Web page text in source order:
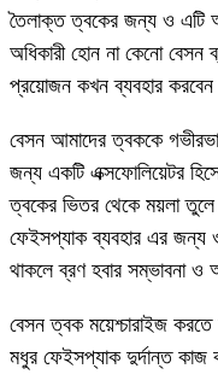
তৈলাক্ত ত্বকের জন্য ও এটি
অধিকারী হোন না কেনো বেসন
প্রয়োজন কখন ব্যবহার করবেন
বেসন আমাদের ত্বককে
জন্য একটি এক্সফোলিয়েটর
ত্বকের ভিতর থেকে ময়লা
ফেইসপ্যাক ব্যবহার এর
থাকলে ব্রণ হবার সম্ভাবনা ও
বেসন ত্বক ময়েশ্চারাইজ
মধুর ফেইসপ্যাক দুর্দান্ত কাজ